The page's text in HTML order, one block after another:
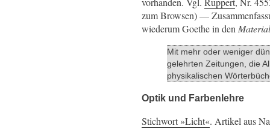
zum Browsen) —
wiederum Goethe in den
Mit mehr oder weniger
gelehrten Zeitungen, die
physikalischen
Optik und Farbenlehre
Stichwort Licht . Artikel aus